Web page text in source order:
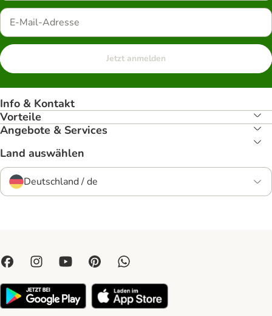
Jetzt anmelden
Info & Kontakt
Vorteile
Angebote & Services
Land auswählen
Deutschland / de